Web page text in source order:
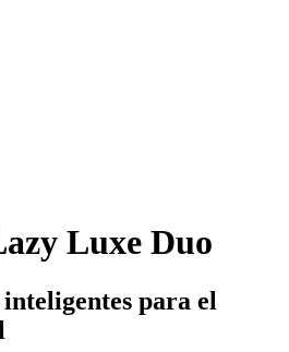
Luxe Duo
inteligentes para el